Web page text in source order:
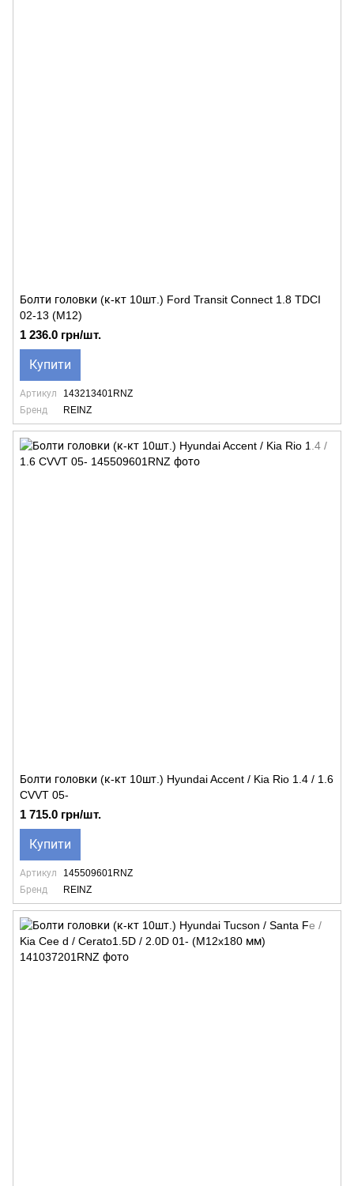
Болти головки (к-кт 10шт.) Ford Transit Connect 1.8 TDCI
02-13 (M12)
1 236.0 грн/шт.
Купити
Артикул
143213401RNZ
Бренд
REINZ
Болти головки (к-кт 10шт.) Hyundai Accent / Kia Rio 1.4 / 1.6
CVVT 05-
1 715.0 грн/шт.
Купити
Артикул
145509601RNZ
Бренд
REINZ